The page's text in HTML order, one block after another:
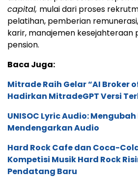
capital, mulai dari proses
pelatihan, pemberian
karir, manajemen kesejahteraan
pension.
Baca Juga:
Mitrade Raih Gelar “AI Broker
Hadirkan MitradeGPT Versi
UNISOC Lyric Audio:
Mendengarkan Audio
Hard Rock Cafe dan Coca-
Kompetisi Musik Hard Rock
Pendatang Baru